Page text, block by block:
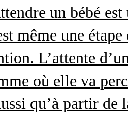
un bébé
même une
L’attente
où elle va
qu’à partir